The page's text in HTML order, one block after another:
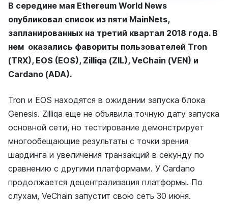
В середине мая Ethereum World News
опубликовал список из пяти MainNets,
запланированных на третий квартал 2018 года. В
нем оказались фавориты пользователей Tron
(TRX), EOS (EOS), Zilliqa (ZIL), VeChain (VEN) и
Cardano (ADA).
Tron и EOS находятся в ожидании запуска блока
Genesis. Zilliqa еще не объявила точную дату запуска
основной сети, но тестирование демонстрирует
многообещающие результаты с точки зрения
шардинга и увеличения транзакций в секунду по
сравнению с другими платформами. У Cardano
продолжается децентрализация платформы. По
слухам, VeChain запустит свою сеть 30 июня.